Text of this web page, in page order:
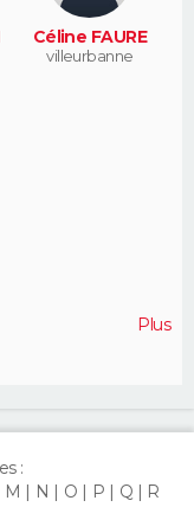
Céline FAURE
villeurbanne
Plus
:
M N O P Q
R